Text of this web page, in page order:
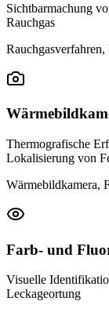
Sichtbarmachung
Rauchgas
Thermografische
Lokalisierung von
Wärmebildkamera,
Farb- und
Visuelle
Leckageortung